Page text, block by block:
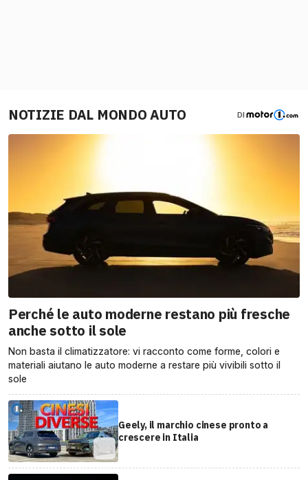
NOTIZIE DAL MONDO AUTO DI
Perché le auto moderne restano più fresche
anche sotto il sole
Non basta il climatizzatore: vi racconto come forme, colori e
materiali aiutano le auto moderne a restare più vivibili sotto il
sole
Geely, il marchio cinese pronto a
crescere in Italia